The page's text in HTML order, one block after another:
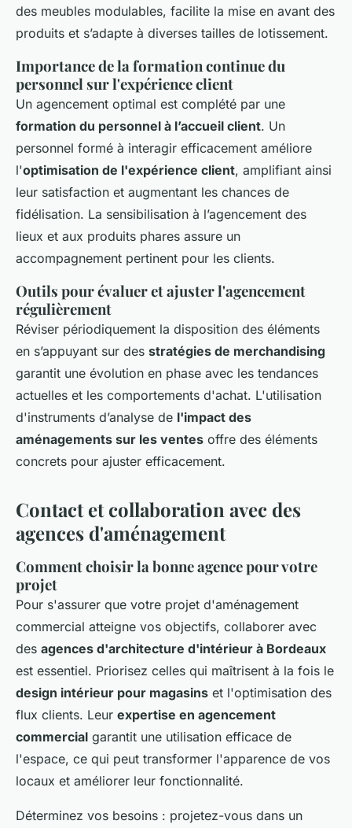
des meubles modulables, facilite la mise en avant des
produits et s’adapte à diverses tailles de lotissement.
Importance de la formation continue du
personnel sur l'expérience client
Un agencement optimal est complété par une
formation du personnel à l’accueil client. Un
personnel formé à interagir efficacement améliore
l'optimisation de l'expérience client, amplifiant ainsi
leur satisfaction et augmentant les chances de
fidélisation. La sensibilisation à l’agencement des
lieux et aux produits phares assure un
accompagnement pertinent pour les clients.
Outils pour évaluer et ajuster l'agencement
régulièrement
Réviser périodiquement la disposition des éléments
en s’appuyant sur des stratégies de merchandising
garantit une évolution en phase avec les tendances
actuelles et les comportements d'achat. L'utilisation
d'instruments d’analyse de l'impact des
aménagements sur les ventes offre des éléments
concrets pour ajuster efficacement.
Contact et collaboration avec des
agences d'aménagement
Comment choisir la bonne agence pour votre
projet
Pour s'assurer que votre projet d'aménagement
commercial atteigne vos objectifs, collaborer avec
des agences d'architecture d'intérieur à Bordeaux
est essentiel. Priorisez celles qui maîtrisent à la fois le
design intérieur pour magasins et l'optimisation des
flux clients. Leur expertise en agencement
commercial garantit une utilisation efficace de
l'espace, ce qui peut transformer l'apparence de vos
locaux et améliorer leur fonctionnalité.
Déterminez vos besoins : projetez-vous dans un